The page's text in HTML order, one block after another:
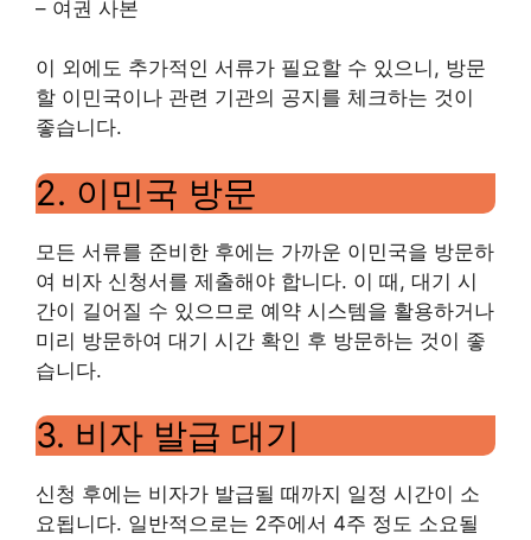
– 여권 사본
이 외에도 추가적인 서류가 필요할 수 있으니, 방문
할 이민국이나 관련 기관의 공지를 체크하는 것이
좋습니다.
2. 이민국 방문
모든 서류를 준비한 후에는 가까운 이민국을 방문하
여 비자 신청서를 제출해야 합니다. 이 때, 대기 시
간이 길어질 수 있으므로 예약 시스템을 활용하거나
미리 방문하여 대기 시간 확인 후 방문하는 것이 좋
습니다.
3. 비자 발급 대기
신청 후에는 비자가 발급될 때까지 일정 시간이 소
요됩니다. 일반적으로는 2주에서 4주 정도 소요될